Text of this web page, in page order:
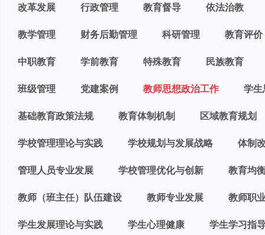
改革发展 行政管理 教育督导 依法治教
教学管理 财务后勤管理 科研管理 教育评价
中职教育 学前教育 特殊教育 民族教育
班级管理 党建案例 教师思想政治工作 学
基础教育政策法规 教育体制机制 区域教育规划
学校管理理论与实践 学校规划与发展战略 体制
管理人员专业发展 学校管理优化与创新 教育均
教师（班主任）队伍建设 教师专业发展 教师职
学生发展理论与实践 学生心理健康 学生学习指